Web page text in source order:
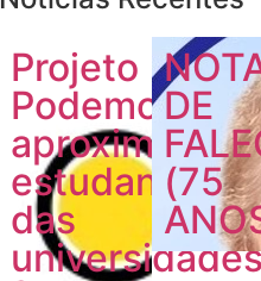
Projeto
Podemos
aproxima
estudantes
das
DE
(75